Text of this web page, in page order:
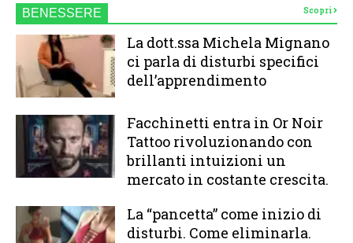
BENESSERE Scopri
La dott.ssa Michela Mignano
ci parla di disturbi specifici
dell’apprendimento
Facchinetti entra in Or Noir
Tattoo rivoluzionando con
brillanti intuizioni un
mercato in costante crescita.
La “pancetta” come inizio di
disturbi. Come eliminarla.